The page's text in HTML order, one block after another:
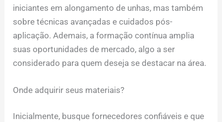
iniciantes em alongamento de unhas, mas também
sobre técnicas avançadas e cuidados pós-
aplicação. Ademais, a formação contínua amplia
suas oportunidades de mercado, algo a ser
considerado para quem deseja se destacar na área.
Onde adquirir seus materiais?
Inicialmente, busque fornecedores confiáveis e que